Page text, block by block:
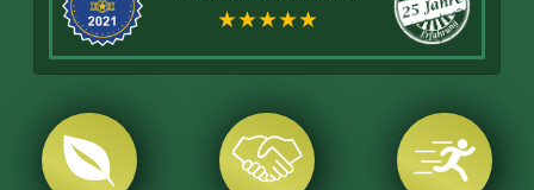
★★★★★